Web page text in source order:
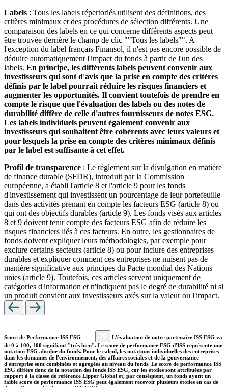
Labels : Tous les labels répertoriés utilisent des définitions, des
critères minimaux et des procédures de sélection différents. Une
comparaison des labels en ce qui concerne différents aspects peut
être trouvée derrière le champ de clic ""Tous les labels"". A
l'exception du label français Finansol, il n'est pas encore possible de
déduire automatiquement l'impact du fonds à partir de l'un des
labels. En principe, les différents labels peuvent convenir aux
investisseurs qui sont d'avis que la prise en compte des critères
définis par le label pourrait réduire les risques financiers et
augmenter les opportunités. Il convient toutefois de prendre en
compte le risque que l'évaluation des labels ou des notes de
durabilité diffère de celle d'autres fournisseurs de notes ESG.
Les labels individuels peuvent également convenir aux
investisseurs qui souhaitent être cohérents avec leurs valeurs et
pour lesquels la prise en compte des critères minimaux définis
par le label est suffisante à cet effet.
Profil de transparence : Le règlement sur la divulgation en matière
de finance durable (SFDR), introduit par la Commission
européenne, a établi l'article 8 et l'article 9 pour les fonds
d'investissement qui investissent un pourcentage de leur portefeuille
dans des activités prenant en compte les facteurs ESG (article 8) ou
qui ont des objectifs durables (article 9). Les fonds visés aux articles
8 et 9 doivent tenir compte des facteurs ESG afin de réduire les
risques financiers liés à ces facteurs. En outre, les gestionnaires de
fonds doivent expliquer leurs méthodologies, par exemple pour
exclure certains secteurs (article 8) ou pour inclure des entreprises
durables et expliquer comment ces entreprises ne nuisent pas de
manière significative aux principes du Pacte mondial des Nations
unies (article 9). Toutefois, ces articles servent uniquement de
catégories d'information et n'indiquent pas le degré de durabilité ni si
un produit convient aux investisseurs axés sur la valeur ou l'impact.
Score de Performance ISS ESG
L'évaluation de notre partenaire ISS ESG va
de 0 à 100, 100 signifiant "très bien". Le score de performance ESG d'ISS représente une
notation ESG absolue du fonds. Pour le calcul, les notations individuelles des entreprises
dans les domaines de l'environnement, des affaires sociales et de la gouvernance
d'entreprise sont combinées et agrégées au niveau du fonds. Le score de performance ISS
ESG diffère donc de la notation des fonds ISS ESG, car les étoiles sont attribuées par
rapport à la classe de référence Lipper Global et, par conséquent, un fonds ayant un
faible score de performance ISS ESG peut également recevoir plusieurs étoiles en cas de